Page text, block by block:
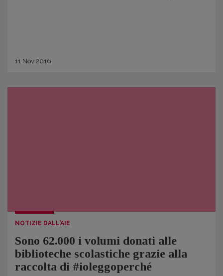
11 Nov 2016
NOTIZIE DALL'AIE
Sono 62.000 i volumi donati alle
biblioteche scolastiche grazie alla
raccolta di #ioleggoperché